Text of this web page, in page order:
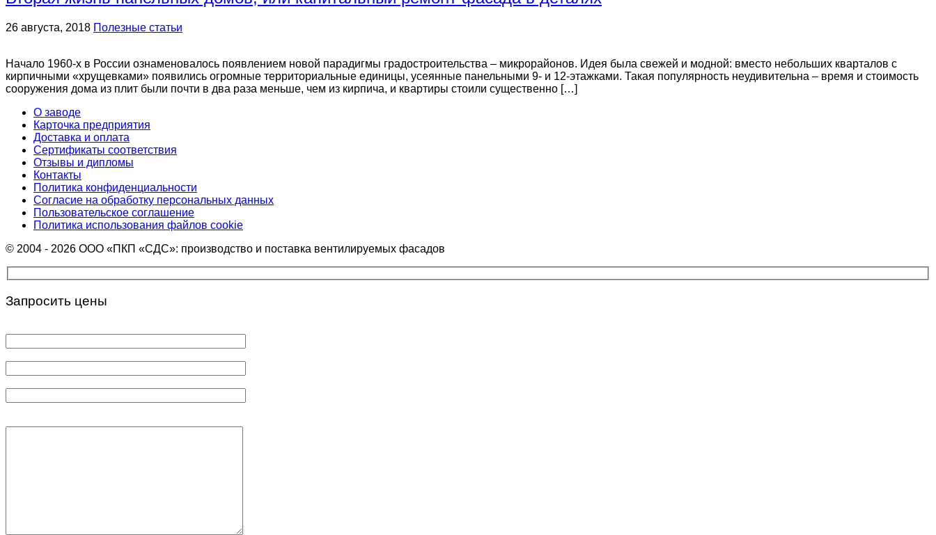
26 августа, 2018 Полезные статьи
Начало 1960-х в России ознаменовалось появлением новой парадигмы градостроительства – микрорайонов. Идея была свежей и модной: вместо небольших кварталов с
кирпичными «хрущевками» появились огромные территориальные единицы, усеянные панельными 9- и 12-этажками. Такая популярность неудивительна – время и стоимость
сооружения дома из плит были почти в два раза меньше, чем из кирпича, и квартиры стоили существенно […]
О заводе
Карточка предприятия
Доставка и оплата
Сертификаты соответствия
Отзывы и дипломы
Контакты
Политика конфиденциальности
Согласие на обработку персональных данных
Пользовательское соглашение
Политика использования файлов cookie
© 2004 - 2026 ООО «ПКП «СДС»: производство и поставка вентилируемых фасадов
Запросить цены